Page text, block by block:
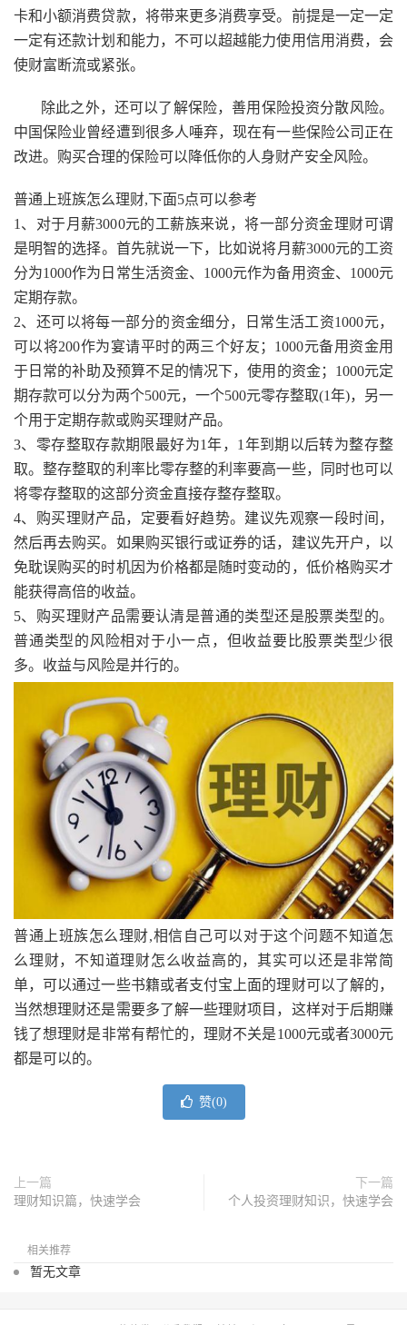
卡和小额消费贷款，将带来更多消费享受。前提是一定一定
一定有还款计划和能力，不可以超越能力使用信用消费，会
使财富断流或紧张。
除此之外，还可以了解保险，善用保险投资分散风险。
中国保险业曾经遭到很多人唾弃，现在有一些保险公司正在
改进。购买合理的保险可以降低你的人身财产安全风险。
普通上班族怎么理财,下面5点可以参考
1、对于月薪3000元的工薪族来说，将一部分资金理财可谓
是明智的选择。首先就说一下，比如说将月薪3000元的工资
分为1000作为日常生活资金、1000元作为备用资金、1000元
定期存款。
2、还可以将每一部分的资金细分，日常生活工资1000元，
可以将200作为宴请平时的两三个好友；1000元备用资金用
于日常的补助及预算不足的情况下，使用的资金；1000元定
期存款可以分为两个500元，一个500元零存整取(1年)，另一
个用于定期存款或购买理财产品。
3、零存整取存款期限最好为1年，1年到期以后转为整存整
取。整存整取的利率比零存整的利率要高一些，同时也可以
将零存整取的这部分资金直接存整存整取。
4、购买理财产品，定要看好趋势。建议先观察一段时间，
然后再去购买。如果购买银行或证券的话，建议先开户，以
免耽误购买的时机因为价格都是随时变动的，低价格购买才
能获得高倍的收益。
5、购买理财产品需要认清是普通的类型还是股票类型的。
普通类型的风险相对于小一点，但收益要比股票类型少很
多。收益与风险是并行的。
普通上班族怎么理财,相信自己可以对于这个问题不知道怎
么理财，不知道理财怎么收益高的，其实可以还是非常简
单，可以通过一些书籍或者支付宝上面的理财可以了解的，
当然想理财还是需要多了解一些理财项目，这样对于后期赚
钱了想理财是非常有帮忙的，理财不关是1000元或者3000元
都是可以的。
赞(0)
上一篇
理财知识篇，快速学会
下一篇
个人投资理财知识，快速学会
相关推荐
暂无文章